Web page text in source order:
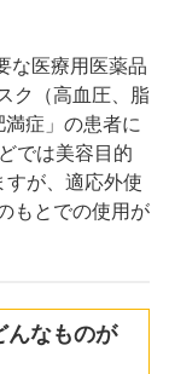
な医療用医薬品
ク（高血圧、脂
症」の患者に
では美容目的
すが、適応外使
もとでの使用が
んなものが